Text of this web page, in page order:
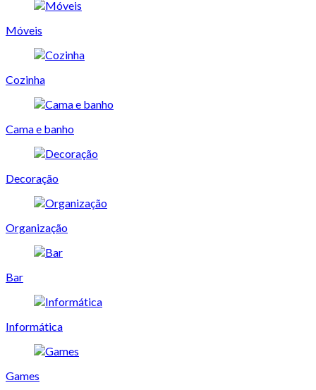
Móveis
Cozinha
Cama e banho
Decoração
Organização
Bar
Informática
Games